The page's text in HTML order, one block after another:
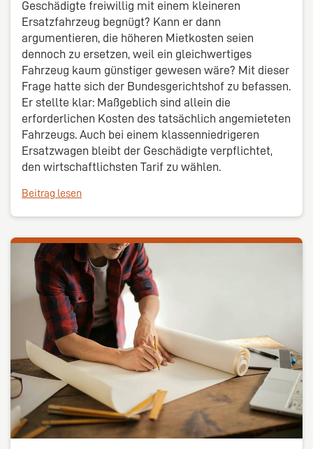
Geschädigte freiwillig mit einem kleineren
Ersatzfahrzeug begnügt? Kann er dann
argumentieren, die höheren Mietkosten seien
dennoch zu ersetzen, weil ein gleichwertiges
Fahrzeug kaum günstiger gewesen wäre? Mit dieser
Frage hatte sich der Bundesgerichtshof zu befassen.
Er stellte klar: Maßgeblich sind allein die
erforderlichen Kosten des tatsächlich angemieteten
Fahrzeugs. Auch bei einem klassenniedrigeren
Ersatzwagen bleibt der Geschädigte verpflichtet,
den wirtschaftlichsten Tarif zu wählen.
Beitrag lesen